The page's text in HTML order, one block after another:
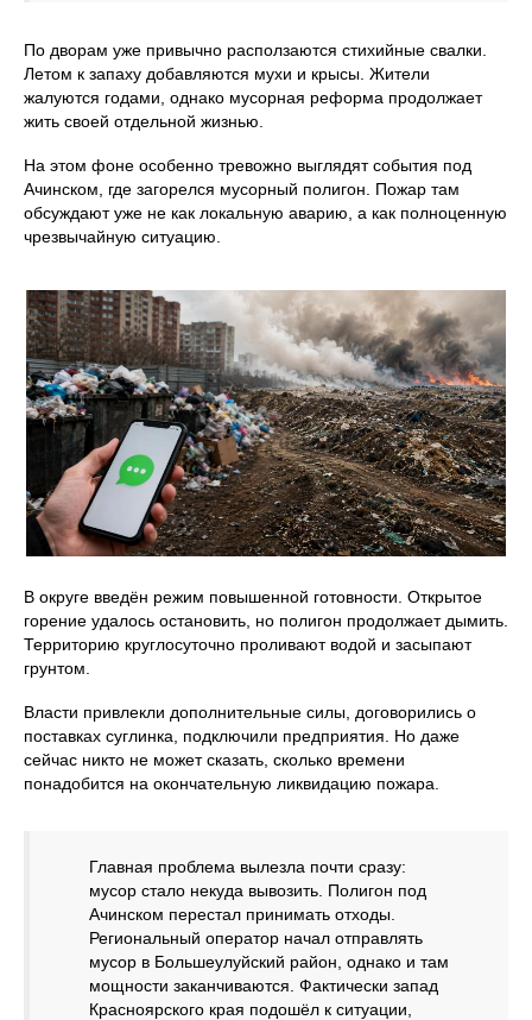
По дворам уже привычно расползаются стихийные свалки.
Летом к запаху добавляются мухи и крысы. Жители
жалуются годами, однако мусорная реформа продолжает
жить своей отдельной жизнью.
На этом фоне особенно тревожно выглядят события под
Ачинском, где загорелся мусорный полигон. Пожар там
обсуждают уже не как локальную аварию, а как полноценную
чрезвычайную ситуацию.
В округе введён режим повышенной готовности. Открытое
горение удалось остановить, но полигон продолжает дымить.
Территорию круглосуточно проливают водой и засыпают
грунтом.
Власти привлекли дополнительные силы, договорились о
поставках суглинка, подключили предприятия. Но даже
сейчас никто не может сказать, сколько времени
понадобится на окончательную ликвидацию пожара.
Главная проблема вылезла почти сразу:
мусор стало некуда вывозить. Полигон под
Ачинском перестал принимать отходы.
Региональный оператор начал отправлять
мусор в Большеулуйский район, однако и там
мощности заканчиваются. Фактически запад
Красноярского края подошёл к ситуации,